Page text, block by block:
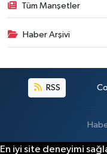
Tüm Manşetler
Haber Arşivi
RSS
En iyi site deneyimi